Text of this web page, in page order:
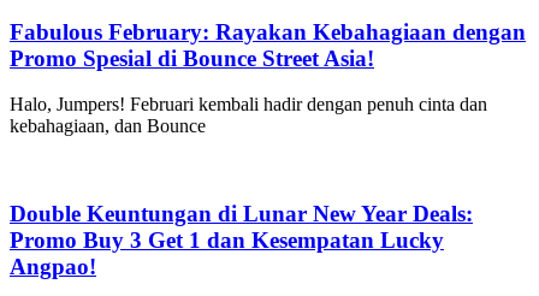
Fabulous February: Rayakan Kebahagiaan dengan
Promo Spesial di Bounce Street Asia!
Halo, Jumpers! Februari kembali hadir dengan penuh cinta dan
kebahagiaan, dan Bounce
Double Keuntungan di Lunar New Year Deals:
Promo Buy 3 Get 1 dan Kesempatan Lucky
Angpao!